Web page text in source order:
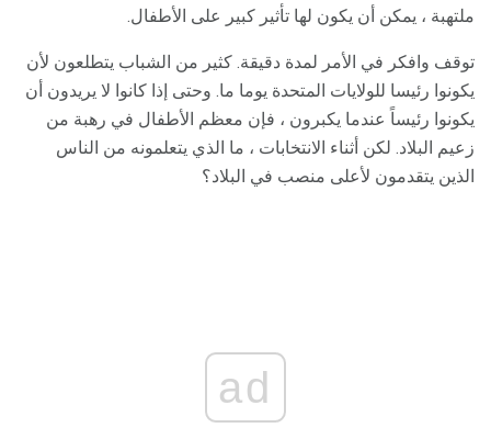
ملتهبة ، يمكن أن يكون لها تأثير كبير على الأطفال.
توقف وافكر في الأمر لمدة دقيقة. كثير من الشباب يتطلعون لأن
يكونوا رئيسا للولايات المتحدة يوما ما. وحتى إذا كانوا لا يريدون أن
يكونوا رئيساً عندما يكبرون ، فإن معظم الأطفال في رهبة من
زعيم البلاد. لكن أثناء الانتخابات ، ما الذي يتعلمونه من الناس
الذين يتقدمون لأعلى منصب في البلاد؟
ad